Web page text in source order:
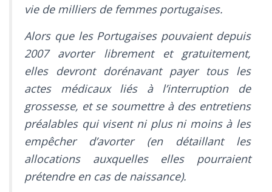
vie de milliers de femmes portugaises.
Alors que les Portugaises pouvaient depuis
2007 avorter librement et gratuitement,
elles devront dorénavant payer tous les
actes médicaux liés à l’interruption de
grossesse, et se soumettre à des entretiens
préalables qui visent ni plus ni moins à les
empêcher d’avorter (en détaillant les
allocations auxquelles elles pourraient
prétendre en cas de naissance).